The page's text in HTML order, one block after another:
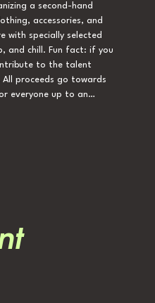
a second-hand
accessories, and
with specially selected
and chill. Fun fact: if you
to the talent
proceeds go towards
everyone up to an…